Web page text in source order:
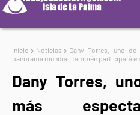
Inicio Noticias
Dany Torres, uno
panorama mundial, también participará
Dany Torres,
más